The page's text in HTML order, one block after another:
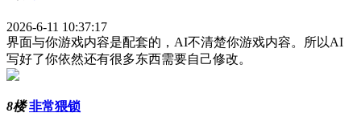
2026-6-11 10:37:17
界面与你游戏内容是配套的，AI不清楚你游戏内容。所以AI
写好了你依然还有很多东西需要自己修改。
8楼 非常猥锁